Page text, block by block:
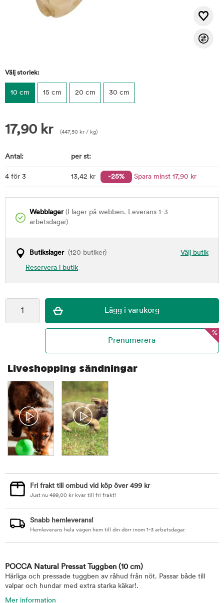
Välj storlek:
10 cm 15 cm 20 cm 30 cm
17,90 kr (447,50 kr / kg)
Antal: per st:
4 för 3 13,42 kr -25% Spara minst 17,90 kr
Webblager(I lager på webben. Leverans 1-3
arbetsdagar)
Välj butik
Butikslager(120 butiker)
Reservera i butik
%
Liveshopping sändningar
Fri frakt till ombud vid köp över 499 kr
Just nu 499,00 kr kvar till fri frakt!
Snabb hemleverans!
Hemleverans hela vägen hem till din dörr inom 1-3 arbetsdagar.
POCCA Natural Pressat Tuggben (10 cm)
Härliga och pressade tuggben av råhud från nöt. Passar både till
valpar och hundar med extra starka käkar!.
Mer information